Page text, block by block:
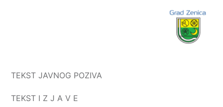
TEKST JAVNOG POZIVA
TEKST I Z J A V E